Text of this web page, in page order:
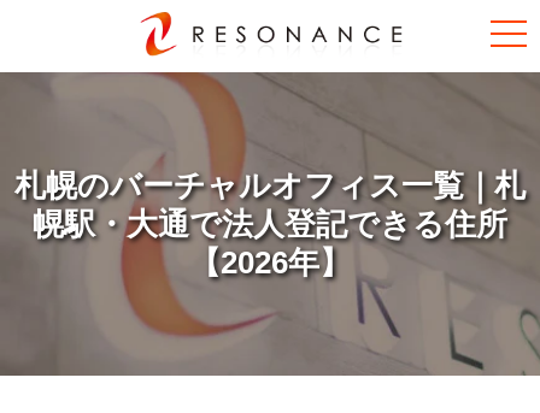
札幌のバーチャルオフィス一覧｜札
幌駅・大通で法人登記できる住所
【2026年】